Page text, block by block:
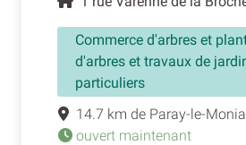
Commerce d'arbres et
d'arbres et travaux de
particuliers
14.7 km de Paray-le-
ouvert maintenant